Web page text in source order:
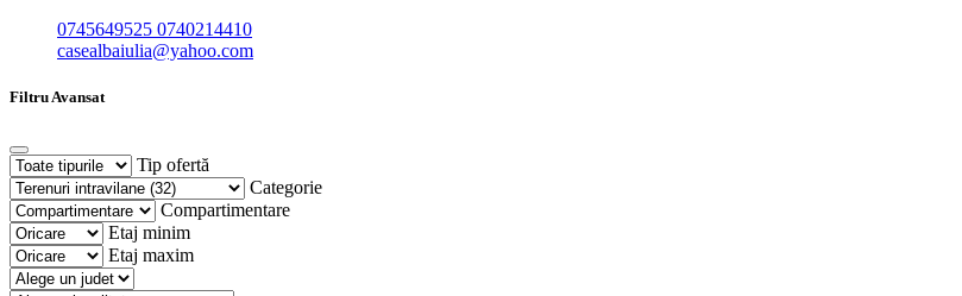
0745649525 0740214410
casealbaiulia@yahoo.com
Filtru Avansat
Tip ofertă
Categorie
Compartimentare
Etaj minim
Etaj maxim